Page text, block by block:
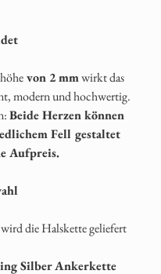
von 2 mmwirkt das
modern und hochwertig.
Beide Herzen können
Fell gestaltet
Aufpreis.
wird die Halskette geliefert
Silber Ankerkette